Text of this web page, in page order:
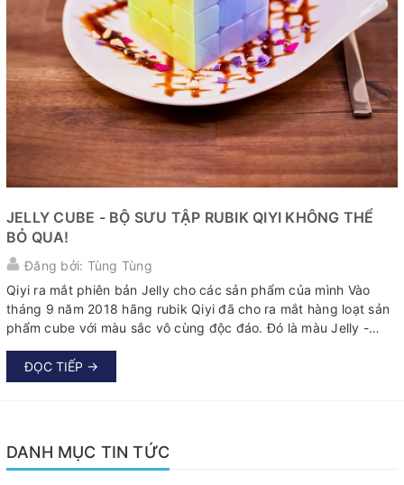
JELLY CUBE - BỘ SƯU TẬP RUBIK QIYI KHÔNG THỂ
BỎ QUA!
Đăng bởi: Tùng Tùng
Qiyi ra mắt phiên bản Jelly cho các sản phẩm của mình Vào
tháng 9 năm 2018 hãng rubik Qiyi đã cho ra mắt hàng loạt sản
phẩm cube với màu sắc vô cùng độc đáo. Đó là màu Jelly -
ĐỌC TIẾP →
DANH MỤC TIN TỨC